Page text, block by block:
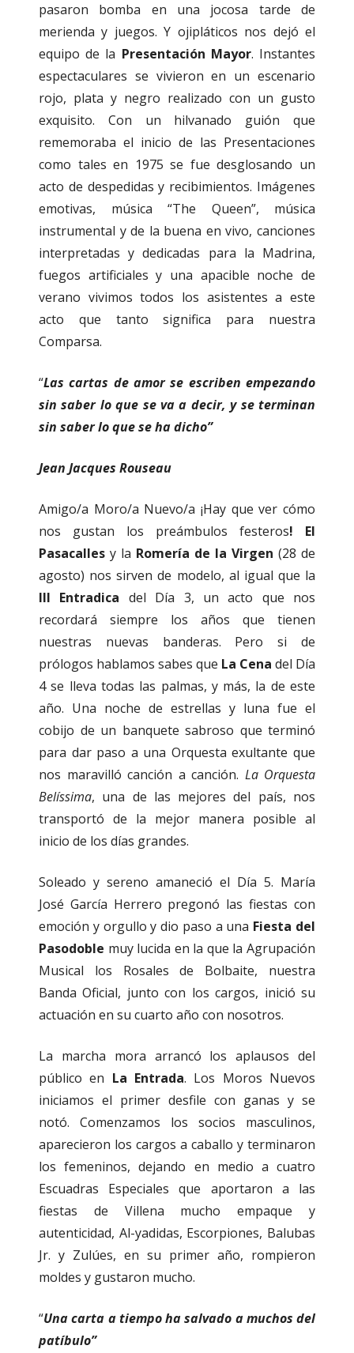
pasaron bomba en una jocosa tarde de
merienda y juegos. Y ojipláticos nos dejó el
equipo de la Presentación Mayor. Instantes
espectaculares se vivieron en un escenario
rojo, plata y negro realizado con un gusto
exquisito. Con un hilvanado guión que
rememoraba el inicio de las Presentaciones
como tales en 1975 se fue desglosando un
acto de despedidas y recibimientos. Imágenes
emotivas, música “The Queen”, música
instrumental y de la buena en vivo, canciones
interpretadas y dedicadas para la Madrina,
fuegos artificiales y una apacible noche de
verano vivimos todos los asistentes a este
acto que tanto significa para nuestra
Comparsa.
“Las cartas de amor se escriben empezando
sin saber lo que se va a decir, y se terminan
sin saber lo que se ha dicho”
Jean Jacques Rouseau
Amigo/a Moro/a Nuevo/a ¡Hay que ver cómo
nos gustan los preámbulos festeros! El
Pasacalles y la Romería de la Virgen (28 de
agosto) nos sirven de modelo, al igual que la
III Entradica del Día 3, un acto que nos
recordará siempre los años que tienen
nuestras nuevas banderas. Pero si de
prólogos hablamos sabes que La Cena del Día
4 se lleva todas las palmas, y más, la de este
año. Una noche de estrellas y luna fue el
cobijo de un banquete sabroso que terminó
para dar paso a una Orquesta exultante que
nos maravilló canción a canción. La Orquesta
Belíssima, una de las mejores del país, nos
transportó de la mejor manera posible al
inicio de los días grandes.
Soleado y sereno amaneció el Día 5. María
José García Herrero pregonó las fiestas con
emoción y orgullo y dio paso a una Fiesta del
Pasodoble muy lucida en la que la Agrupación
Musical los Rosales de Bolbaite, nuestra
Banda Oficial, junto con los cargos, inició su
actuación en su cuarto año con nosotros.
La marcha mora arrancó los aplausos del
público en La Entrada. Los Moros Nuevos
iniciamos el primer desfile con ganas y se
notó. Comenzamos los socios masculinos,
aparecieron los cargos a caballo y terminaron
los femeninos, dejando en medio a cuatro
Escuadras Especiales que aportaron a las
fiestas de Villena mucho empaque y
autenticidad, Al-yadidas, Escorpiones, Balubas
Jr. y Zulúes, en su primer año, rompieron
moldes y gustaron mucho.
“Una carta a tiempo ha salvado a muchos del
patíbulo”